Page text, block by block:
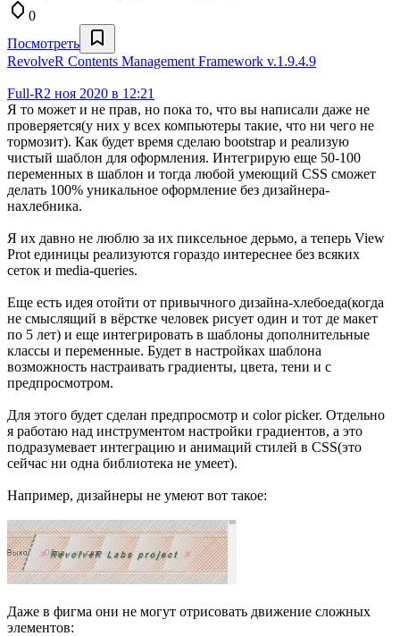
0
Посмотреть
RevolveR Contents Management Framework v.1.9.4.9
Full-R2 ноя 2020 в 12:21
Я то может и не прав, но пока то, что вы написали даже не
проверяется(у них у всех компьютеры такие, что ни чего не
тормозит). Как будет время сделаю bootstrap и реализую
чистый шаблон для оформления. Интегрирую еще 50-100
переменных в шаблон и тогда любой умеющий CSS сможет
делать 100% уникальное оформление без дизайнера-
нахлебника.
Я их давно не люблю за их пиксельное дерьмо, а теперь View
Prot единицы реализуются гораздо интереснее без всяких
сеток и media-queries.
Еще есть идея отойти от привычного дизайна-хлебоеда(когда
не смыслящий в вёрстке человек рисует один и тот де макет
по 5 лет) и еще интегрировать в шаблоны дополнительные
классы и переменные. Будет в настройках шаблона
возможность настраивать градиенты, цвета, тени и с
предпросмотром.
Для этого будет сделан предпросмотр и color picker. Отдельно
я работаю над инструментом настройки градиентов, а это
подразумевает интеграцию и анимаций стилей в CSS(это
сейчас ни одна библиотека не умеет).
Например, дизайнеры не умеют вот такое:
Даже в фигма они не могут отрисовать движение сложных
элементов: